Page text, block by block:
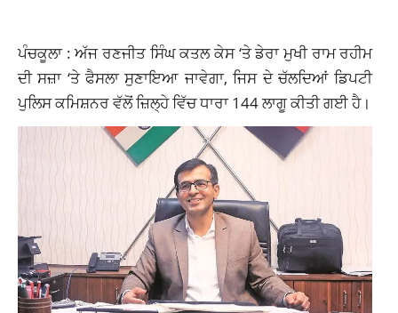
ਪੰਚਕੂਲਾ : ਅੱਜ ਰਣਜੀਤ ਸਿੰਘ ਕਤਲ ਕੇਸ ‘ਤੇ ਡੇਰਾ ਮੁਖੀ ਰਾਮ ਰਹੀਮ
ਦੀ ਸਜ਼ਾ ‘ਤੇ ਫੈਸਲਾ ਸੁਣਾਇਆ ਜਾਵੇਗਾ, ਜਿਸ ਦੇ ਚੱਲਦਿਆਂ ਡਿਪਟੀ
ਪੁਲਿਸ ਕਮਿਸ਼ਨਰ ਵੱਲੋਂ ਜ਼ਿਲ੍ਹੇ ਵਿੱਚ ਧਾਰਾ 144 ਲਾਗੂ ਕੀਤੀ ਗਈ ਹੈ।